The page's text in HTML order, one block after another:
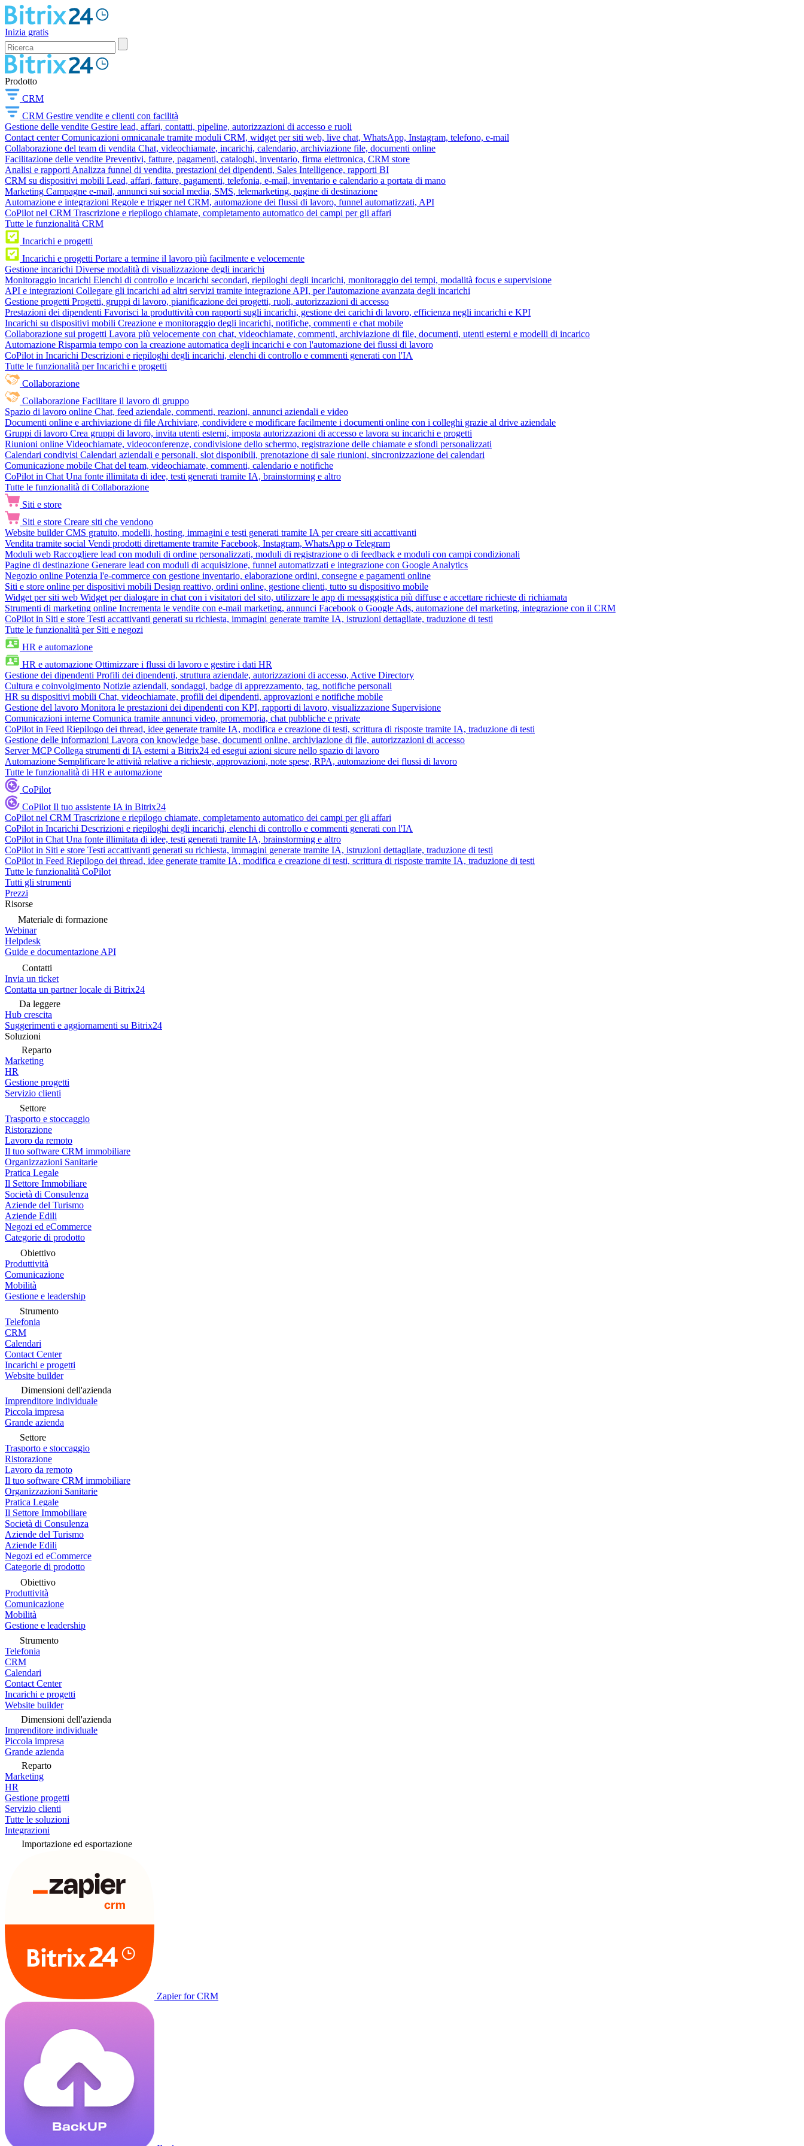
Inizia gratis
Prodotto
CRM
CRM Gestire vendite e clienti con facilità
Gestione delle vendite Gestire lead, affari, contatti, pipeline, autorizzazioni di accesso e ruoli
Contact center Comunicazioni omnicanale tramite moduli CRM, widget per siti web, live chat, WhatsApp, Instagram, telefono, e-mail
Collaborazione del team di vendita Chat, videochiamate, incarichi, calendario, archiviazione file, documenti online
Facilitazione delle vendite Preventivi, fatture, pagamenti, cataloghi, inventario, firma elettronica, CRM store
Analisi e rapporti Analizza funnel di vendita, prestazioni dei dipendenti, Sales Intelligence, rapporti BI
CRM su dispositivi mobili Lead, affari, fatture, pagamenti, telefonia, e-mail, inventario e calendario a portata di mano
Marketing Campagne e-mail, annunci sui social media, SMS, telemarketing, pagine di destinazione
Automazione e integrazioni Regole e trigger nel CRM, automazione dei flussi di lavoro, funnel automatizzati, API
CoPilot nel CRM Trascrizione e riepilogo chiamate, completamento automatico dei campi per gli affari
Tutte le funzionalità CRM
Incarichi e progetti
Incarichi e progetti Portare a termine il lavoro più facilmente e velocemente
Gestione incarichi Diverse modalità di visualizzazione degli incarichi
Monitoraggio incarichi Elenchi di controllo e incarichi secondari, riepiloghi degli incarichi, monitoraggio dei tempi, modalità focus e supervisione
API e integrazioni Collegare gli incarichi ad altri servizi tramite integrazione API, per l'automazione avanzata degli incarichi
Gestione progetti Progetti, gruppi di lavoro, pianificazione dei progetti, ruoli, autorizzazioni di accesso
Prestazioni dei dipendenti Favorisci la produttività con rapporti sugli incarichi, gestione dei carichi di lavoro, efficienza negli incarichi e KPI
Incarichi su dispositivi mobili Creazione e monitoraggio degli incarichi, notifiche, commenti e chat mobile
Collaborazione sui progetti Lavora più velocemente con chat, videochiamate, commenti, archiviazione di file, documenti, utenti esterni e modelli di incarico
Automazione Risparmia tempo con la creazione automatica degli incarichi e con l'automazione dei flussi di lavoro
CoPilot in Incarichi Descrizioni e riepiloghi degli incarichi, elenchi di controllo e commenti generati con l'IA
Tutte le funzionalità per Incarichi e progetti
Collaborazione
Collaborazione Facilitare il lavoro di gruppo
Spazio di lavoro online Chat, feed aziendale, commenti, reazioni, annunci aziendali e video
Documenti online e archiviazione di file Archiviare, condividere e modificare facilmente i documenti online con i colleghi grazie al drive aziendale
Gruppi di lavoro Crea gruppi di lavoro, invita utenti esterni, imposta autorizzazioni di accesso e lavora su incarichi e progetti
Riunioni online Videochiamate, videoconferenze, condivisione dello schermo, registrazione delle chiamate e sfondi personalizzati
Calendari condivisi Calendari aziendali e personali, slot disponibili, prenotazione di sale riunioni, sincronizzazione dei calendari
Comunicazione mobile Chat del team, videochiamate, commenti, calendario e notifiche
CoPilot in Chat Una fonte illimitata di idee, testi generati tramite IA, brainstorming e altro
Tutte le funzionalità di Collaborazione
Siti e store
Siti e store Creare siti che vendono
Website builder CMS gratuito, modelli, hosting, immagini e testi generati tramite IA per creare siti accattivanti
Vendita tramite social Vendi prodotti direttamente tramite Facebook, Instagram, WhatsApp o Telegram
Moduli web Raccogliere lead con moduli di ordine personalizzati, moduli di registrazione o di feedback e moduli con campi condizionali
Pagine di destinazione Generare lead con moduli di acquisizione, funnel automatizzati e integrazione con Google Analytics
Negozio online Potenzia l'e-commerce con gestione inventario, elaborazione ordini, consegne e pagamenti online
Siti e store online per dispositivi mobili Design reattivo, ordini online, gestione clienti, tutto su dispositivo mobile
Widget per siti web Widget per dialogare in chat con i visitatori del sito, utilizzare le app di messaggistica più diffuse e accettare richieste di richiamata
Strumenti di marketing online Incrementa le vendite con e-mail marketing, annunci Facebook o Google Ads, automazione del marketing, integrazione con il CRM
CoPilot in Siti e store Testi accattivanti generati su richiesta, immagini generate tramite IA, istruzioni dettagliate, traduzione di testi
Tutte le funzionalità per Siti e negozi
HR e automazione
HR e automazione Ottimizzare i flussi di lavoro e gestire i dati HR
Gestione dei dipendenti Profili dei dipendenti, struttura aziendale, autorizzazioni di accesso, Active Directory
Cultura e coinvolgimento Notizie aziendali, sondaggi, badge di apprezzamento, tag, notifiche personali
HR su dispositivi mobili Chat, videochiamate, profili dei dipendenti, approvazioni e notifiche mobile
Gestione del lavoro Monitora le prestazioni dei dipendenti con KPI, rapporti di lavoro, visualizzazione Supervisione
Comunicazioni interne Comunica tramite annunci video, promemoria, chat pubbliche e private
CoPilot in Feed Riepilogo dei thread, idee generate tramite IA, modifica e creazione di testi, scrittura di risposte tramite IA, traduzione di testi
Gestione delle informazioni Lavora con knowledge base, documenti online, archiviazione di file, autorizzazioni di accesso
Server MCP Collega strumenti di IA esterni a Bitrix24 ed esegui azioni sicure nello spazio di lavoro
Automazione Semplificare le attività relative a richieste, approvazioni, note spese, RPA, automazione dei flussi di lavoro
Tutte le funzionalità di HR e automazione
CoPilot
CoPilot Il tuo assistente IA in Bitrix24
CoPilot nel CRM Trascrizione e riepilogo chiamate, completamento automatico dei campi per gli affari
CoPilot in Incarichi Descrizioni e riepiloghi degli incarichi, elenchi di controllo e commenti generati con l'IA
CoPilot in Chat Una fonte illimitata di idee, testi generati tramite IA, brainstorming e altro
CoPilot in Siti e store Testi accattivanti generati su richiesta, immagini generate tramite IA, istruzioni dettagliate, traduzione di testi
CoPilot in Feed Riepilogo dei thread, idee generate tramite IA, modifica e creazione di testi, scrittura di risposte tramite IA, traduzione di testi
Tutte le funzionalità CoPilot
Tutti gli strumenti
Prezzi
Risorse
Materiale di formazione
Webinar
Helpdesk
Guide e documentazione API
Contatti
Invia un ticket
Contatta un partner locale di Bitrix24
Da leggere
Hub crescita
Suggerimenti e aggiornamenti su Bitrix24
Soluzioni
Reparto
Marketing
HR
Gestione progetti
Servizio clienti
Settore
Trasporto e stoccaggio
Ristorazione
Lavoro da remoto
Il tuo software CRM immobiliare
Organizzazioni Sanitarie
Pratica Legale
Il Settore Immobiliare
Società di Consulenza
Aziende del Turismo
Aziende Edili
Negozi ed eCommerce
Categorie di prodotto
Obiettivo
Produttività
Comunicazione
Mobilità
Gestione e leadership
Strumento
Telefonia
CRM
Calendari
Contact Center
Incarichi e progetti
Website builder
Dimensioni dell'azienda
Imprenditore individuale
Piccola impresa
Grande azienda
Settore
Trasporto e stoccaggio
Ristorazione
Lavoro da remoto
Il tuo software CRM immobiliare
Organizzazioni Sanitarie
Pratica Legale
Il Settore Immobiliare
Società di Consulenza
Aziende del Turismo
Aziende Edili
Negozi ed eCommerce
Categorie di prodotto
Obiettivo
Produttività
Comunicazione
Mobilità
Gestione e leadership
Strumento
Telefonia
CRM
Calendari
Contact Center
Incarichi e progetti
Website builder
Dimensioni dell'azienda
Imprenditore individuale
Piccola impresa
Grande azienda
Reparto
Marketing
HR
Gestione progetti
Servizio clienti
Tutte le soluzioni
Integrazioni
Importazione ed esportazione
Zapier for CRM